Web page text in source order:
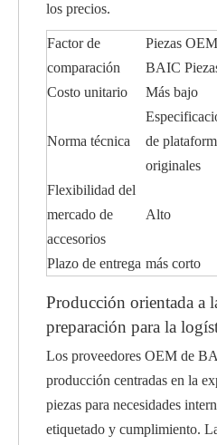
los precios.
Factor de
comparación
Piezas OEM
BAIC
Costo unitario
Más bajo
Norma técnica
de
originales
Flexibilidad del
mercado de
accesorios
Alto
Plazo de entrega más corto
Producción orientada a
preparación para la
Los proveedores OEM de
producción centradas en la
piezas para necesidades
etiquetado y cumplimiento.